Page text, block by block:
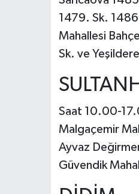
1479. Sk.
Mahallesi
Sk. ve
Saat 10.00-
Malgaçemir
Ayvaz
Güvendik